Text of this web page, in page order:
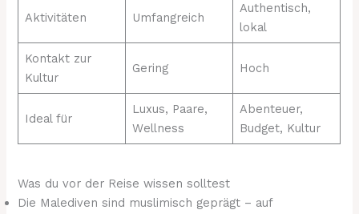
Aktivitäten Umfangreich
Authentisch,
lokal
Kontakt zur
Kultur
Gering Hoch
Ideal für
Luxus, Paare,
Wellness
Abenteuer,
Budget, Kultur
Was du vor der Reise wissen solltest
Die Malediven sind muslimisch geprägt – auf